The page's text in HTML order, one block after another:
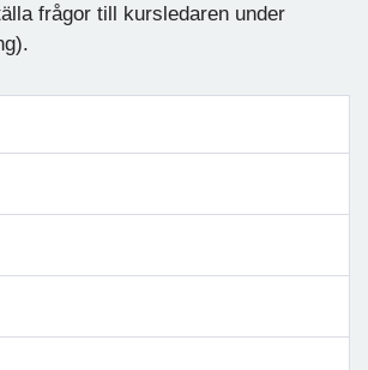
frågor till kursledaren under